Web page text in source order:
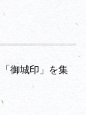
御城印」を集